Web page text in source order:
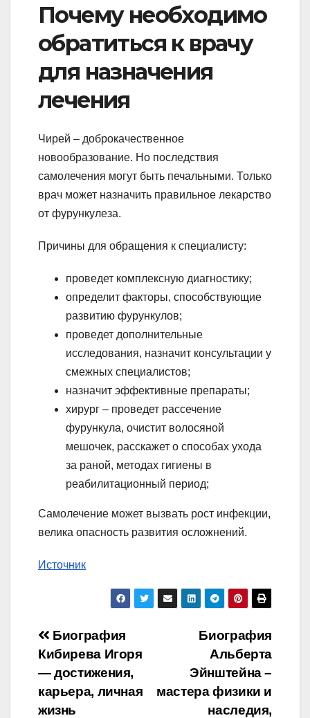
Почему необходимо
обратиться к врачу
для назначения
лечения
Чирей – доброкачественное
новообразование. Но последствия
самолечения могут быть печальными. Только
врач может назначить правильное лекарство
от фурункулеза.
Причины для обращения к специалисту:
проведет комплексную диагностику;
определит факторы, способствующие
развитию фурункулов;
проведет дополнительные
исследования, назначит консультации у
смежных специалистов;
назначит эффективные препараты;
хирург – проведет рассечение
фурункула, очистит волосяной
мешочек, расскажет о способах ухода
за раной, методах гигиены в
реабилитационный период;
Самолечение может вызвать рост инфекции,
велика опасность развития осложнений.
Источник
Навигация
по
записям
Биография
Альберта
Эйнштейна –
мастера физики и
наследия,
Биография
Кибирева Игоря
— достижения,
карьера, личная
жизнь